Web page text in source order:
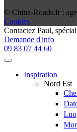
© China-Roads.fr :
Cookies
Contactez Paul,
Demande d'info
09 83 07 44 60
Inspiration
Nord Est